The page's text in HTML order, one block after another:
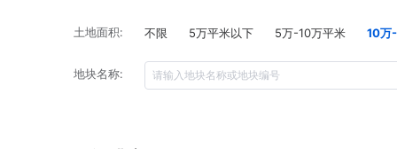
土地面积: 不限 5万平米以下 5万-10万平米 10万
地块名称: